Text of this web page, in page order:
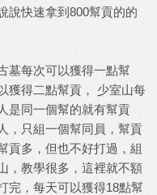
說快速拿到800幫貢的的
每次可以獲得一點幫
獲得二點幫貢， 少室山每
是同一個幫的就有幫貢
，只組一個幫同員，幫貢
貢多，但也不好打過，組
，教學很多，這裡就不額
完，每天可以獲得18點幫